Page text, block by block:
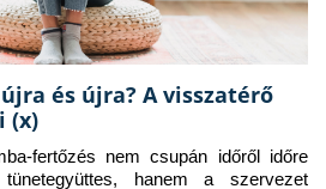
és újra? A visszatérő
(x)
fertőzés nem csupán időről időre
tünetegyüttes, hanem a szervezet